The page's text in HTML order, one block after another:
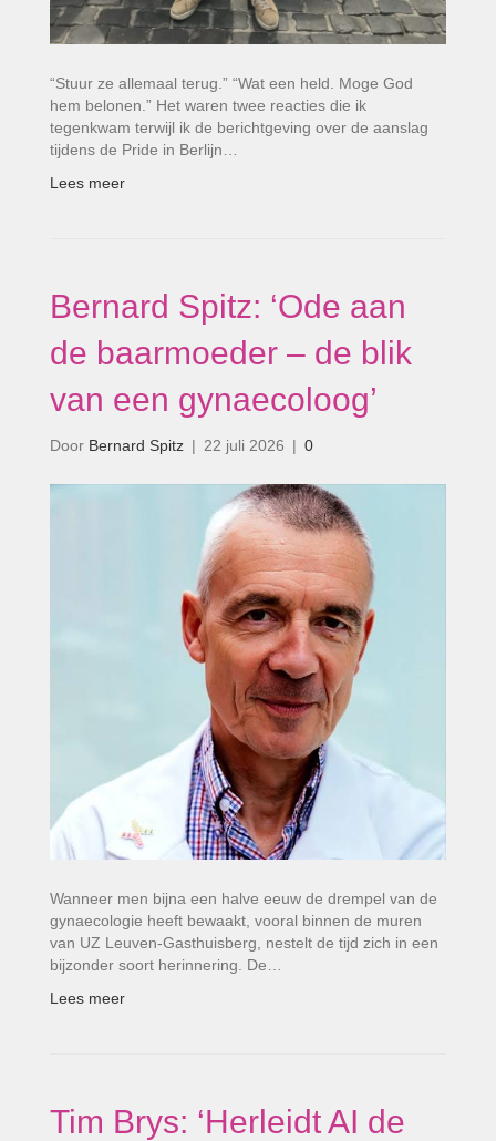
“Stuur ze allemaal terug.” “Wat een held. Moge God
hem belonen.” Het waren twee reacties die ik
tegenkwam terwijl ik de berichtgeving over de aanslag
tijdens de Pride in Berlijn…
Lees meer
Bernard Spitz: ‘Ode aan
de baarmoeder – de blik
van een gynaecoloog’
Door Bernard Spitz | 22 juli 2026 | 0
Wanneer men bijna een halve eeuw de drempel van de
gynaecologie heeft bewaakt, vooral binnen de muren
van UZ Leuven-Gasthuisberg, nestelt de tijd zich in een
bijzonder soort herinnering. De…
Lees meer
Tim Brys: ‘Herleidt AI de